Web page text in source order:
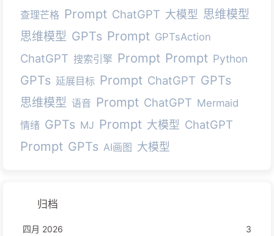
查理芒格 Prompt ChatGPT 大模型 思维模型
思维模型 GPTs Prompt GPTsAction
ChatGPT 搜索引擎 Prompt Prompt Python
GPTs 延展目标 Prompt ChatGPT GPTs
思维模型 语音 Prompt ChatGPT Mermaid
情绪 GPTs MJ Prompt 大模型 ChatGPT
Prompt GPTs AI画图 大模型
归档
四月 2026
3